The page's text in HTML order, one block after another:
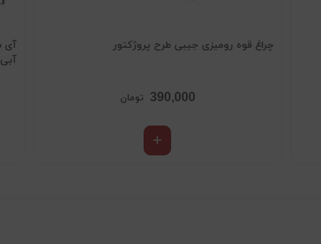
چراغ قوه رومیزی جیبی طرح پروژکتور
390,000 تومان
آبی